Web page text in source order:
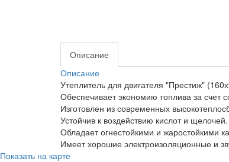
Описание
Описание
Утеплитель для двигателя "Престиж"
Обеспечивает экономию топлива за счет
Изготовлен из современных
Устойчив к воздействию кислот и щелочей.
Обладает огнестойкими и жаростойкими
Имеет хорошие электроизоляционные и
Показать на карте